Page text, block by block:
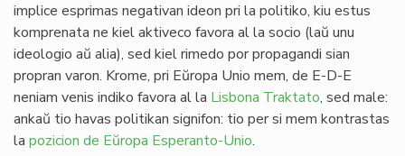
implice esprimas negativan ideon pri la politiko, kiu estus
komprenata ne kiel aktiveco favora al la socio (laŭ unu
ideologio aŭ alia), sed kiel rimedo por propagandi sian
propran varon. Krome, pri Eŭropa Unio mem, de E-D-E
neniam venis indiko favora al la Lisbona Traktato, sed male:
ankaŭ tio havas politikan signifon: tio per si mem kontrastas
la pozicion de Eŭropa Esperanto-Unio.